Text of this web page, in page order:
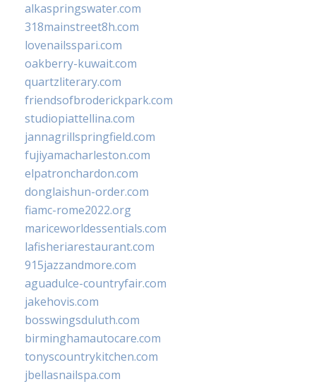
alkaspringswater.com
318mainstreet8h.com
lovenailsspari.com
oakberry-kuwait.com
quartzliterary.com
friendsofbroderickpark.com
studiopiattellina.com
jannagrillspringfield.com
fujiyamacharleston.com
elpatronchardon.com
donglaishun-order.com
fiamc-rome2022.org
mariceworldessentials.com
lafisheriarestaurant.com
915jazzandmore.com
aguadulce-countryfair.com
jakehovis.com
bosswingsduluth.com
birminghamautocare.com
tonyscountrykitchen.com
jbellasnailspa.com